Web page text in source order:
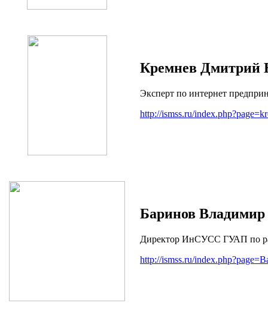
Кремнев Дмитрий
Эксперт по интернет
http://ismss.ru/
Баринов Владимир
Директор ИнСУСС ГУАП по
http://ismss.ru/